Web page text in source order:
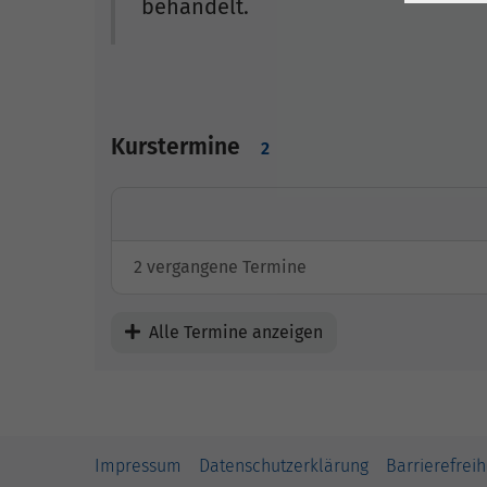
behandelt.
Kurstermine 2
2 vergangene Termine
Alle Termine anzeigen
Impressum Datenschutzerklärung